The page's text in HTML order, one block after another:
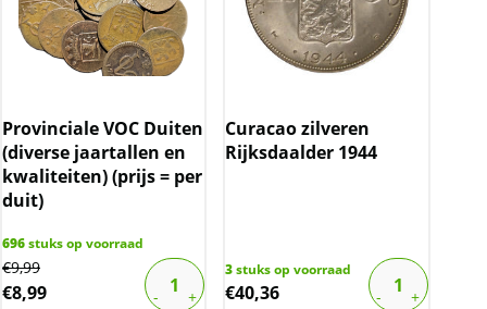
Provinciale VOC Duiten
(diverse jaartallen en
kwaliteiten) (prijs = per
duit)
696stuks op voorraad
€9,99
Original
price
€8,99
Current
price
Curacao zilveren
Rijksdaalder 1944
3stuks op voorraad
€40,36